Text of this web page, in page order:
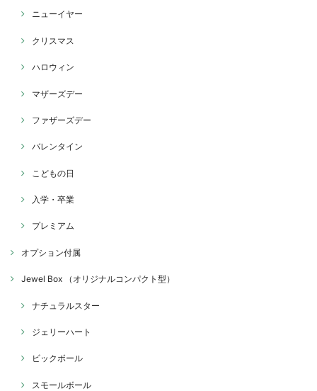
ニューイヤー
クリスマス
ハロウィン
マザーズデー
ファザーズデー
バレンタイン
こどもの日
入学・卒業
プレミアム
オプション付属
Jewel Box （オリジナルコンパクト型）
ナチュラルスター
ジェリーハート
ビックボール
スモールボール